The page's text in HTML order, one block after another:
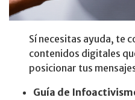
Sí necesitas ayuda, te
contenidos digitales
posicionar tus
Guía de